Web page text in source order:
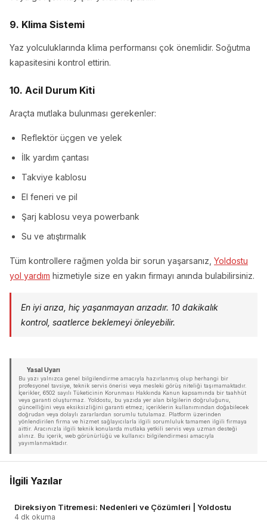
9. Klima Sistemi
Yaz yolculuklarında klima performansı çok önemlidir. Soğutma
kapasitesini kontrol ettirin.
10. Acil Durum Kiti
Araçta mutlaka bulunması gerekenler:
Reflektör üçgen ve yelek
İlk yardım çantası
Takviye kablosu
El feneri ve pil
Şarj kablosu veya powerbank
Su ve atıştırmalık
Tüm kontrollere rağmen yolda bir sorun yaşarsanız, Yoldostu
yol yardım hizmetiyle size en yakın firmayı anında bulabilirsiniz.
En iyi arıza, hiç yaşanmayan arızadır. 10 dakikalık
kontrol, saatlerce beklemeyi önleyebilir.
Yasal Uyarı
Bu yazı yalnızca genel bilgilendirme amacıyla hazırlanmış olup herhangi bir
profesyonel tavsiye, teknik servis önerisi veya mesleki görüş niteliği taşımamaktadır.
İçerikler, 6502 sayılı Tüketicinin Korunması Hakkında Kanun kapsamında bir taahhüt
veya garanti oluşturmaz. Yoldostu, bu yazıda yer alan bilgilerin doğruluğunu,
güncelliğini veya eksiksizliğini garanti etmez; içeriklerin kullanımından doğabilecek
doğrudan veya dolaylı zararlardan sorumlu tutulamaz. Platform üzerinden
yönlendirilen firma ve hizmet sağlayıcılarla ilgili sorumluluk tamamen ilgili firmaya
aittir. Aracınızla ilgili teknik konularda mutlaka yetkili servis veya uzman desteği
alınız. Bu içerik, web görünürlüğü ve kullanıcı bilgilendirmesi amacıyla
yayımlanmaktadır.
İlgili Yazılar
Direksiyon Titremesi: Nedenleri ve Çözümleri | Yoldostu
4 dk okuma